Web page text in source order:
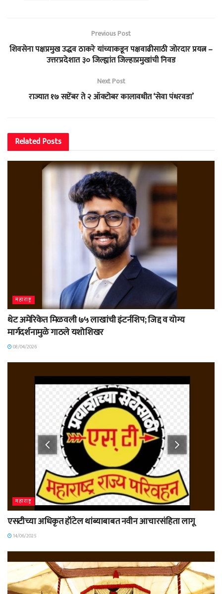
Previous Post
शिवसेना पक्षप्रमुख उद्धव ठाकरे यांच्याकडून पक्षवाढीसाठी जोरदार प्रयत्न –
उत्तरप्रदेशात ३० जिल्ह्यांत जिल्हाप्रमुखांची निवड
Next Post
राज्यात १७ सप्टेंबर ते २ ऑक्टोबर कालावधीत ‘सेवा पंधरवडा’
RelatedPosts
महाराष्ट्र
थेट अमेरिकेत मिळवली ७५ लाखांची इंटर्नशिप; जिद्द व योग्य
मार्गदर्शनामुळे गाठले यशोशिखर
08/04/2026
महाराष्ट्र
एसटीच्या अधिकृत हॉटेल थांब्याबाबत नवीन आचारसंहिता लागू
14/06/2025